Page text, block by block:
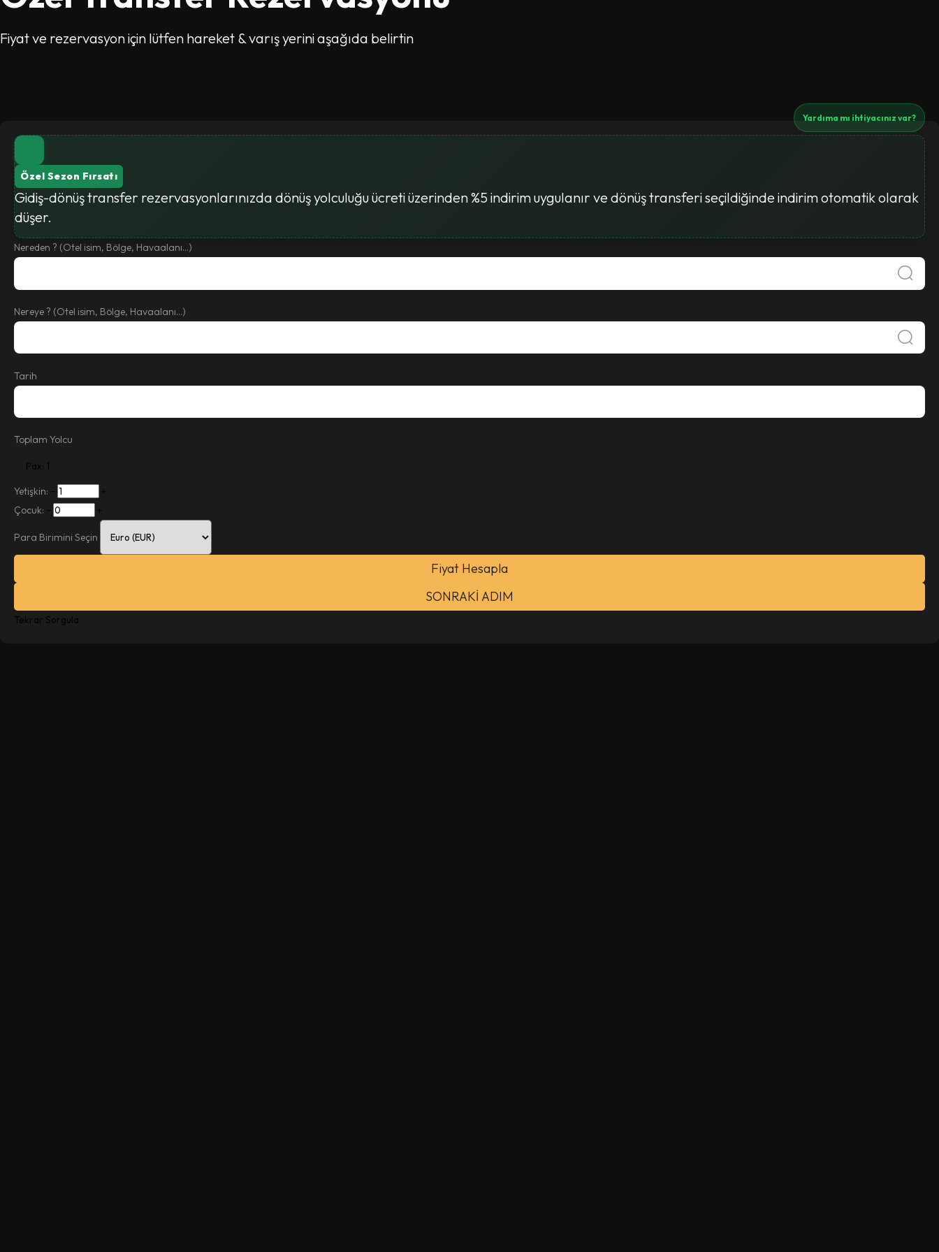
Fiyat ve rezervasyon için lütfen hareket & varış yerini aşağıda belirtin
Yardıma mı ihtiyacınız var?
Özel Sezon Fırsatı
Gidiş-dönüş transfer rezervasyonlarınızda dönüş yolculuğu ücreti üzerinden %5 indirim uygulanır ve dönüş transferi seçildiğinde indirim otomatik olarak
düşer.
Nereden ? (Otel isim, Bölge, Havaalanı...)
Nereye ? (Otel isim, Bölge, Havaalanı...)
Tarih
Toplam Yolcu
Pax: 1
Yetişkin: − +
Çocuk: − +
Para Birimini Seçin
Fiyat Hesapla
SONRAKİ ADIM
Tekrar Sorgula